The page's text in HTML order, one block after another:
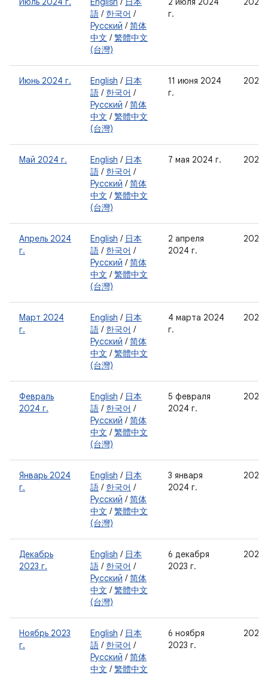
語 / 한국어 /
Русский /简体
中文 /繁體中文
(台灣)
г.
Июнь 2024 г. English / 日本
語 / 한국어 /
Русский /简体
中文 /繁體中文
(台灣)
11 июня 2024
г.
Май 2024 г. English / 日本
語 / 한국어 /
Русский /简体
中文 /繁體中文
(台灣)
7 мая 2024 г.
Апрель 2024
г.
English / 日本
語 / 한국어 /
Русский /简体
中文 /繁體中文
(台灣)
2 апреля
2024 г.
Март 2024
г.
English / 日本
語 / 한국어 /
Русский /简体
中文 /繁體中文
(台灣)
4 марта 2024
г.
Февраль
2024 г.
English / 日本
語 / 한국어 /
Русский /简体
中文 /繁體中文
(台灣)
5 февраля
2024 г.
Январь 2024
г.
English / 日本
語 / 한국어 /
Русский /简体
中文 /繁體中文
(台灣)
3 января
2024 г.
Декабрь
2023 г.
English / 日本
語 / 한국어 /
Русский /简体
中文 /繁體中文
(台灣)
6 декабря
2023 г.
Ноябрь 2023
г.
English / 日本
語 / 한국어 /
Русский /简体
中文 /繁體中文
6 ноября
2023 г.
2023-